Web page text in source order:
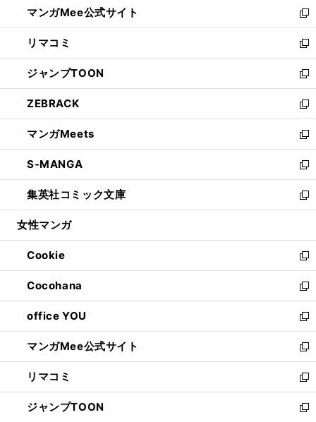
く
ド
ウ
で
開
く
ィ
ン
ド
ウ
で
開
く
い
ウ
ィ
ン
ド
ウ
で
開
く
マンガMee公式サイト
新
し
い
ウ
ィ
ン
ド
ウ
で
開
く
リマコミ
新
し
い
ウ
ィ
ン
ド
ウ
で
開
く
ジャンプTOON
新
し
い
ウ
ィ
ン
ド
ウ
で
開
ZEBRACK
新
し
い
ウ
ィ
ン
ド
ウ
開
く
マンガMeets
新
し
い
ウ
ィ
ン
ウ
で
開
く
S-MANGA
新
し
い
ウ
ン
ド
ウ
で
開
く
集英社コミック文庫
新
し
ウ
ィ
ン
ド
ウ
で
開
く
女性マンガ
Cookie
新
し
い
ウ
ィ
ン
ド
ウ
で
開
く
Cocohana
新
し
い
ウ
ィ
ン
ド
ウ
で
office YOU
新
し
い
ウ
ィ
ン
ド
マンガMee公式サイト
新
し
い
ウ
ィ
リマコミ
新
し
い
ジャンプTOON
新